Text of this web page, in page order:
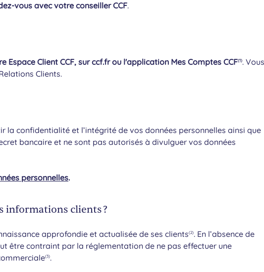
vous avec votre conseiller CCF.
Espace Client CCF, sur ccf.fr ou l'application Mes Comptes CCF(1). Vous
Clients.
la confidentialité et l’intégrité de vos données personnelles ainsi que
bancaire et ne sont pas autorisés à divulguer vos données
personnelles.
informations clients ?
approfondie et actualisée de ses clients(2). En l’absence de
être contraint par la réglementation de ne pas effectuer une
(3).